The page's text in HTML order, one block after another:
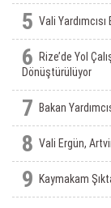
5 Vali
6
Rize’de Yol
Dönüştürülüyor
7 Bakan
8 Vali Ergün,
9 Kaymakam